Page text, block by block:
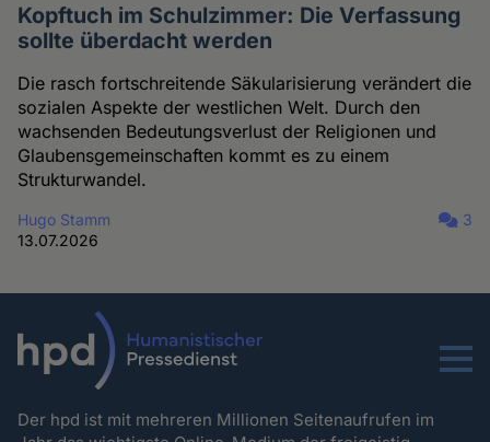
Kopftuch im Schulzimmer: Die Verfassung
sollte überdacht werden
Die rasch fortschreitende Säkularisierung verändert die
sozialen Aspekte der westlichen Welt. Durch den
wachsenden Bedeutungsverlust der Religionen und
Glaubensgemeinschaften kommt es zu einem
Strukturwandel.
Hugo Stamm
13.07.2026
3
Menu
Der hpd ist mit mehreren Millionen Seitenaufrufen im